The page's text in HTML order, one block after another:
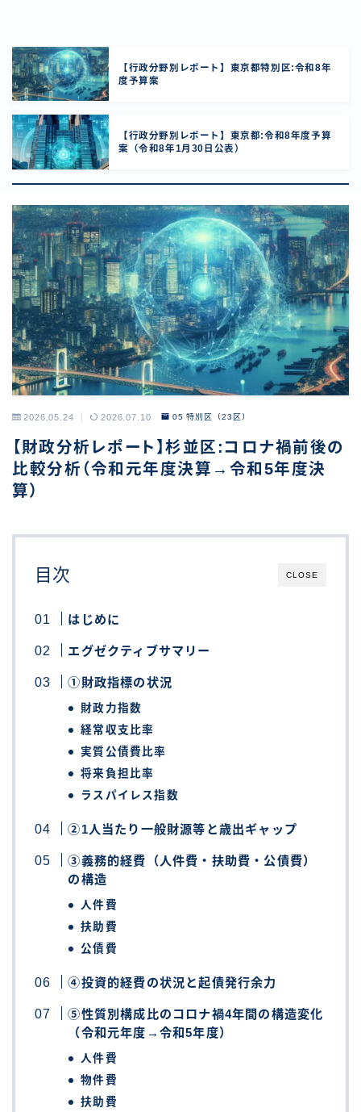
【行政分野別レポート】東京都特別区:令和8年
度予算案
【行政分野別レポート】東京都:令和8年度予算
案（令和8年1月30日公表）
2026.05.24 2026.07.10 05 特別区（23区）
【財政分析レポート】杉並区:コロナ禍前後の
比較分析（令和元年度決算→令和5年度決
算）
CLOSE
目次
はじめに
エグゼクティブサマリー
①財政指標の状況
財政力指数
経常収支比率
実質公債費比率
将来負担比率
ラスパイレス指数
②1人当たり一般財源等と歳出ギャップ
③義務的経費（人件費・扶助費・公債費）
の構造
人件費
扶助費
公債費
④投資的経費の状況と起債発行余力
⑤性質別構成比のコロナ禍4年間の構造変化
（令和元年度→令和5年度）
人件費
物件費
扶助費